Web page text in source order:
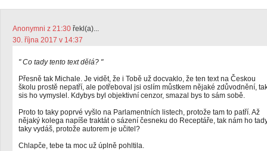
Anonymni z 21:30 řekl(a)...
30. října 2017 v 14:37
" Co tady tento text dělá? "
Přesně tak Michale. Je vidět, že i Tobě už docvaklo, že ten text na Českou
školu prostě nepatří, ale potřeboval jsi oslím můstkem nějaké zdůvodnění,
sis ho vymyslel. Kdybys byl objektivní cenzor, smazal bys to sám sobě.
Proto to taky poprvé vyšlo na Parlamentních listech, protože tam to patří. Až
nějaký kolega napíše traktát o sázení česneku do Receptáře, tak nám ho
taky vydáš, protože autorem je učitel?
Chlapče, tebe ta moc už úplně pohltila.